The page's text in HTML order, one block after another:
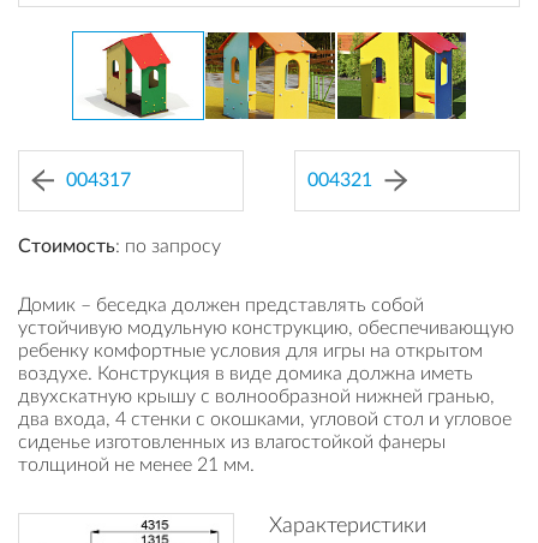
004317 004321
Стоимость: по запросу
Домик – беседка должен представлять собой
устойчивую модульную конструкцию, обеспечивающую
ребенку комфортные условия для игры на открытом
воздухе. Конструкция в виде домика должна иметь
двухскатную крышу с волнообразной нижней гранью,
два входа, 4 стенки с окошками, угловой стол и угловое
сиденье изготовленных из влагостойкой фанеры
толщиной не менее 21 мм.
Характеристики